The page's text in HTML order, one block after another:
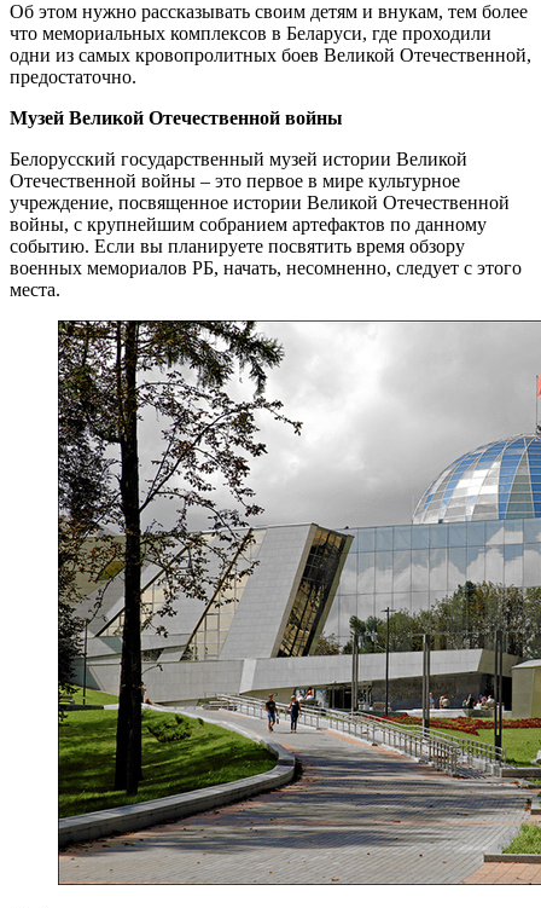
Об этом нужно рассказывать своим детям и внукам, тем более
что мемориальных комплексов в Беларуси, где проходили
одни из самых кровопролитных боев Великой Отечественной,
предостаточно.
Музей Великой Отечественной войны
Белорусский государственный музей истории Великой
Отечественной войны – это первое в мире культурное
учреждение, посвященное истории Великой Отечественной
войны, с крупнейшим собранием артефактов по данному
событию. Если вы планируете посвятить время обзору
военных мемориалов РБ, начать, несомненно, следует с этого
места.